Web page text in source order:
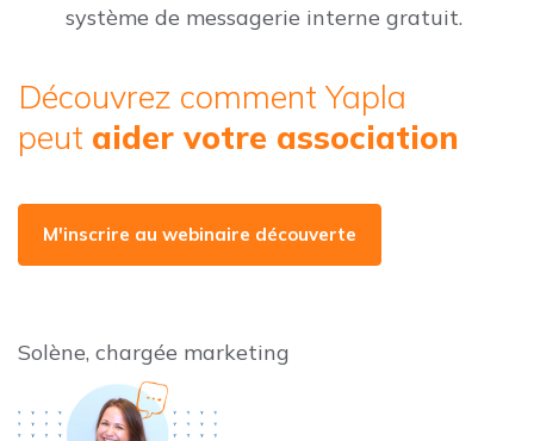
système de messagerie interne gratuit.
Découvrez comment Yapla
peut aider votre association
M'inscrire au webinaire découverte
Solène, chargée marketing